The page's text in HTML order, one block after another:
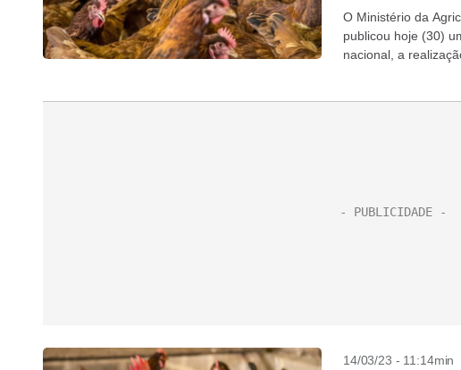
O Ministério da
publicou hoje (30)
nacional, a
14/03/23 - 11:14min